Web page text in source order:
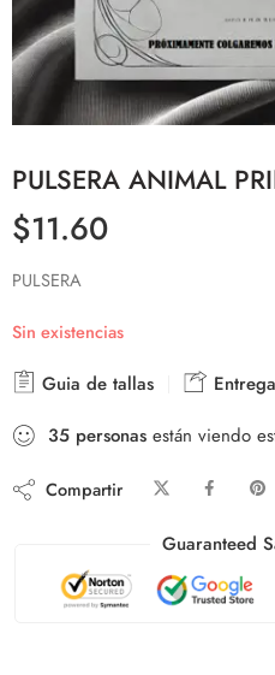
PULSERA ANIMAL
$11.60
PULSERA
Sin existencias
Guia de tallas
35 personas están viendo
Compartir
Guaranteed